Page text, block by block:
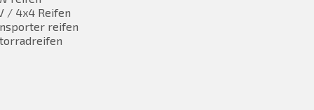
/ 4x4 Reifen
reifen